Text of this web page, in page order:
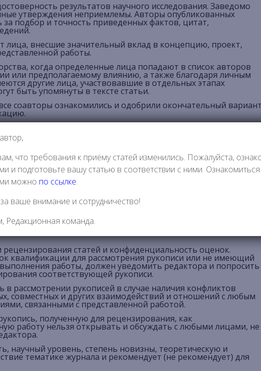
результатов научного исследования. Заведомо
утверждения неприемлемы. Авторы опубликованных
за подбор и точность приведенных фактов, цитат,
лица, внесшие значительный вклад в концепцию, проект,
работы.
когда определенные лица попадают в список авторов
или предполагаемому влиянию, а также благодаря личным
другие лица, участвовавшие в отдельных этапах
быть упомянуты в тексте статьи.
соавторы ознакомились и одобрили окончательный
издателей о том, что работа не должна одновременно
чем в одно издание.
для скорейшего исправления своих работ в случае
после публикации.
нормы, выступая с критикой или замечаниями в отношении
рецензент
авторских материалов, вследствие чего его
заключающийся в выполнении следующих принципов:
статей и конфиденциальность оценок.
квалификации для рассмотрения рукописи или не имеющий
работы, должен уведомить редактора и попросить
соответствующей рукописи.
рассмотрении рукописей в случае наличия конфликтов
совместных и других взаимодействий и отношений с любым
связанными с представленной работой.
полученную для рецензирования, как
работу нельзя открывать и обсуждать с любыми лицами, не
научный уровень, степень новизны, теоретическую и
тематике журнала и рекомендует (не рекомендует) для
что требования к приёму статей изменились. Пожалуйста,
и подготовьте вашу статью в соответствии с ними.
можно по ссылке.
ваше внимание и сотрудничество!
Редакционная команда.